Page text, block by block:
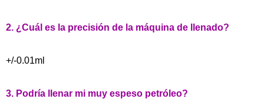
2. ¿Cuál es la precisión de la máquina de llenado?
+/-0.01ml
3. Podría llenar mi muy espeso petróleo?